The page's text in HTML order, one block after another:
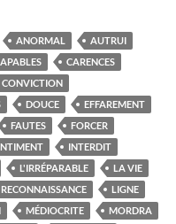
ANORMAL
AUTRUI
CARENCES
CONVICTION
DOUCE
EFFAREMENT
FAUTES
FORCER
INTERDIT
L'IRRÉPARABLE
LA VIE
LIGNE
MÉDIOCRITE
MORDRA